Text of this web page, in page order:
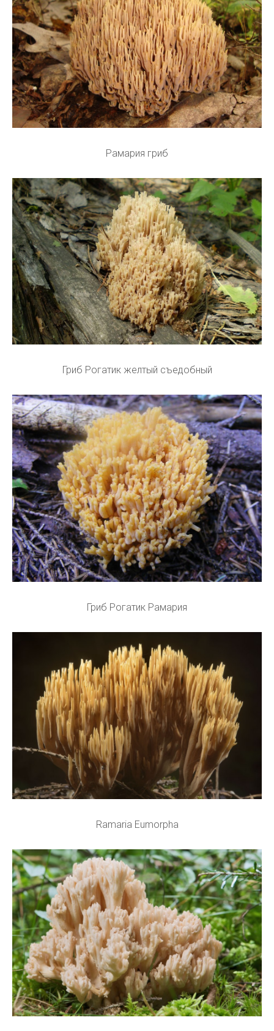
Рамария гриб
Гриб Рогатик желтый съедобный
Гриб Рогатик Рамария
Ramaria Eumorpha